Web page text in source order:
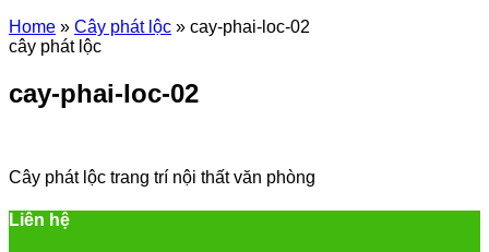
Home » Cây phát lộc » cay-phai-loc-02
cây phát lộc
cay-phai-loc-02
Cây phát lộc trang trí nội thất văn phòng
Liên hệ